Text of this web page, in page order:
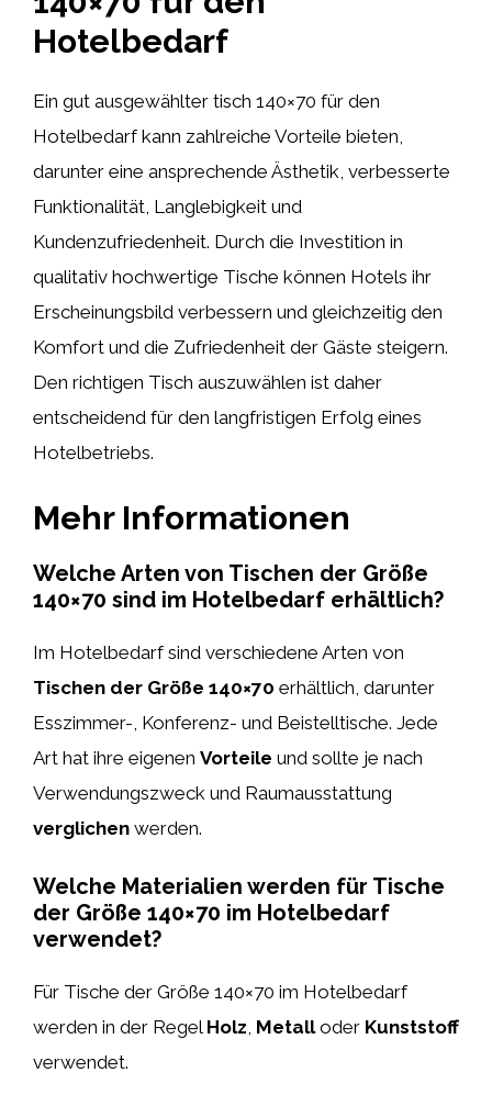
Hotelbedarf
Ein gut ausgewählter tisch 140×70 für den
Hotelbedarf kann zahlreiche Vorteile bieten,
darunter eine ansprechende Ästhetik, verbesserte
Funktionalität, Langlebigkeit und
Kundenzufriedenheit. Durch die Investition in
qualitativ hochwertige Tische können Hotels ihr
Erscheinungsbild verbessern und gleichzeitig den
Komfort und die Zufriedenheit der Gäste steigern.
Den richtigen Tisch auszuwählen ist daher
entscheidend für den langfristigen Erfolg eines
Hotelbetriebs.
Mehr Informationen
Welche Arten von Tischen der Größe
140×70 sind im Hotelbedarf erhältlich?
Im Hotelbedarf sind verschiedene Arten von
Tischen der Größe 140×70 erhältlich, darunter
Esszimmer-, Konferenz- und Beistelltische. Jede
Art hat ihre eigenen Vorteile und sollte je nach
Verwendungszweck und Raumausstattung
verglichen werden.
Welche Materialien werden für Tische
der Größe 140×70 im Hotelbedarf
verwendet?
Für Tische der Größe 140×70 im Hotelbedarf
werden in der Regel Holz, Metalloder Kunststoff
verwendet.